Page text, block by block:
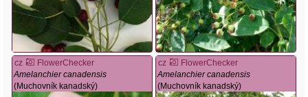
cz
FlowerChecker
Amelanchier canadensis
(Muchovník kanadský)
cz
FlowerChecker
Amelanchier canadensis
(Muchovník kanadský)